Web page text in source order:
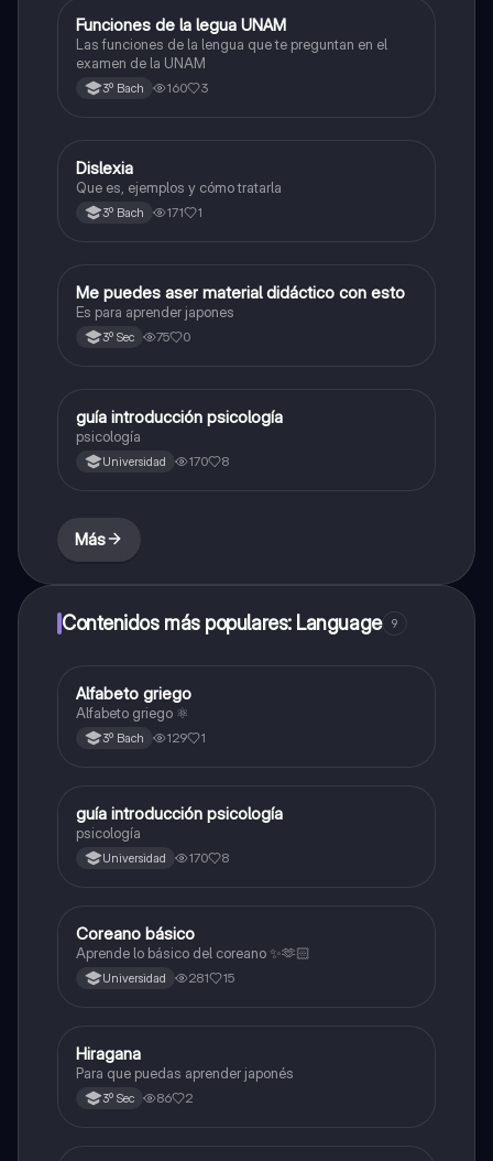
Otros
Funciones de la legua UNAM
Las funciones de la lengua que te preguntan en el
examen de la UNAM
3º Bach 160 3
Otros
Dislexia
Que es, ejemplos y cómo tratarla
3º Bach 171 1
Otros
Me puedes aser material didáctico con esto
Es para aprender japones
3º Sec 75 0
Otros
guía introducción psicología
psicología
Universidad 170 8
Más
Contenidos más populares: Language 9
Otros
Alfabeto griego
Alfabeto griego ⚛️
3º Bach 129 1
Otros
guía introducción psicología
psicología
Universidad 170 8
Otros
Coreano básico
Aprende lo básico del coreano ✨🫶🏻
Universidad 281 15
Otros
Hiragana
Para que puedas aprender japonés
3º Sec 86 2